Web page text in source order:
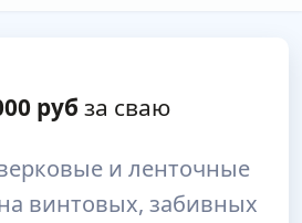
руб за сваю
и ленточные
винтовых, забивных